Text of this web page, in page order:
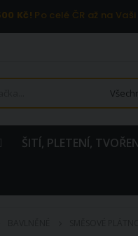
Kč! Po celé ČR až na
ŠITÍ, PLETENÍ,